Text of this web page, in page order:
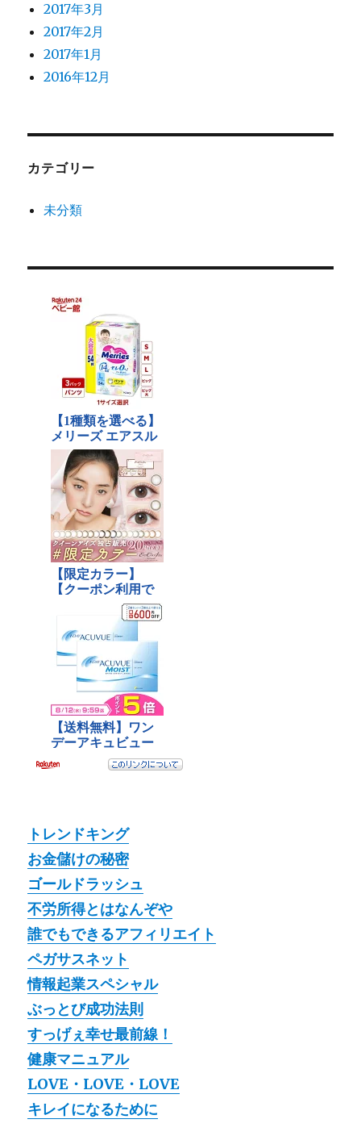
2017年3月
2017年2月
2017年1月
2016年12月
カテゴリー
未分類
トレンドキング
お金儲けの秘密
ゴールドラッシュ
不労所得とはなんぞや
誰でもできるアフィリエイト
ペガサスネット
情報起業スペシャル
ぶっとび成功法則
すっげぇ幸せ最前線！
健康マニュアル
LOVE・LOVE・LOVE
キレイになるために